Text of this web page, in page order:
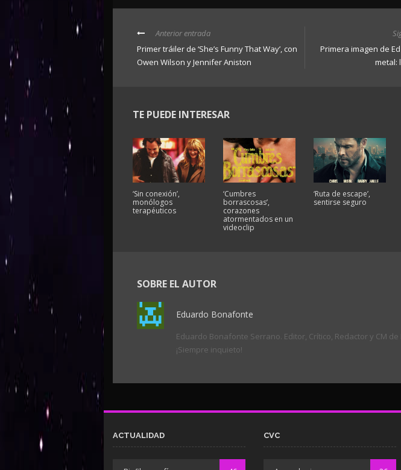
Anterior entrada
Primer tráiler de ‘She’s Funny That Way’, con
Owen Wilson y Jennifer Aniston
Primera imagen de
metal:
TE PUEDE INTERESAR
‘Sin conexión’,
monólogos
terapéuticos
‘Cumbres
borrascosas’,
corazones
atormentados en un
videoclip
‘Ruta de escape’,
sentirse seguro
SOBRE EL AUTOR
Eduardo Bonafonte
Eduardo Bonafonte Serrano. Editor, Crítico, Redactor y CM de
¡Siempre inquieto!
ACTUALIDAD CVC